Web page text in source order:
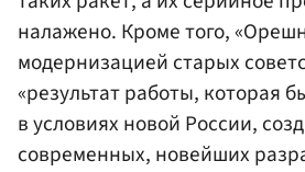
налажено. Кроме того,
модернизацией старых
«результат работы, которая
в условиях новой России,
современных, новейших